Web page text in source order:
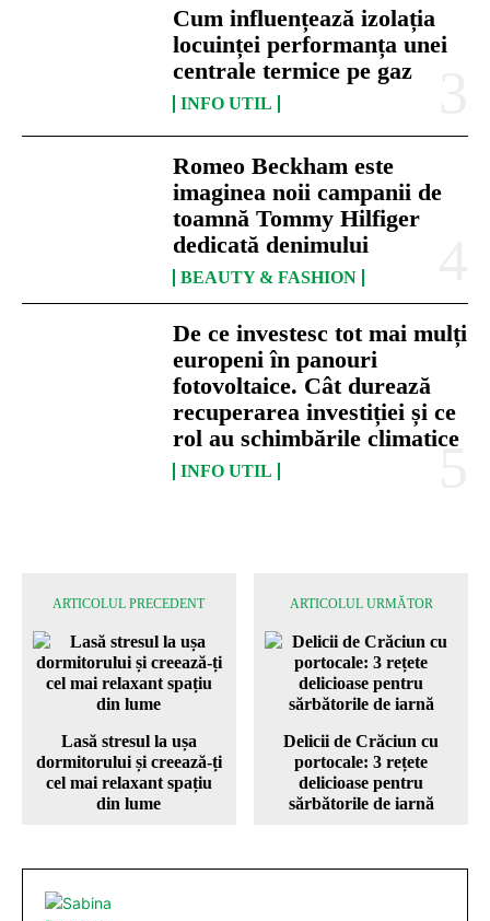
Cum influențează izolația
locuinței performanța unei
centrale termice pe gaz
INFO UTIL
Romeo Beckham este
imaginea noii campanii de
toamnă Tommy Hilfiger
dedicată denimului
BEAUTY & FASHION
De ce investesc tot mai mulți
europeni în panouri
fotovoltaice. Cât durează
recuperarea investiției și ce
rol au schimbările climatice
INFO UTIL
ARTICOLUL PRECEDENT
Lasă stresul la ușa
dormitorului și creează-ți
cel mai relaxant spațiu
din lume
ARTICOLUL URMĂTOR
Delicii de Crăciun cu
portocale: 3 rețete
delicioase pentru
sărbătorile de iarnă